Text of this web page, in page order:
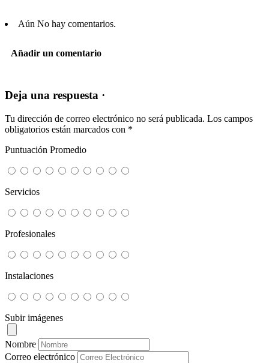
Aún No hay comentarios.
Añadir un comentario
Deja una respuesta ·
Tu dirección de correo electrónico no será publicada. Los campos
obligatorios están marcados con *
Puntuación Promedio
Servicios
Profesionales
Instalaciones
Subir imágenes
Nombre
Correo electrónico